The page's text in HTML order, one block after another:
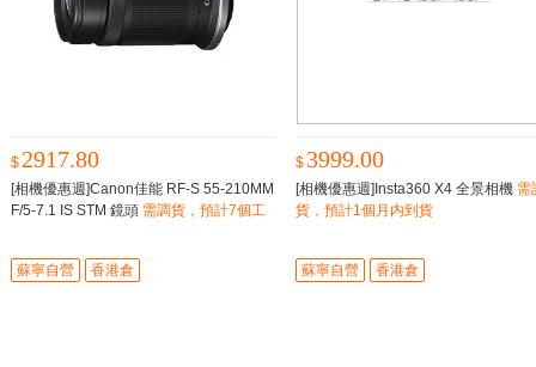
$ 2917.80
[相機優惠週]Canon佳能 RF-S 55-210MM
F/5-7.1 IS STM 鏡頭 需調貨，預計7個工
蘇寧自營 香港倉
$ 3999.00
[相機優惠週]Insta360 X4 全景相機 需
貨，預計1個月内到貨
蘇寧自營 香港倉